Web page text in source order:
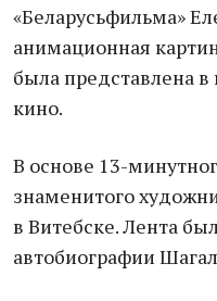
«Беларусьфильма»
анимационная
была представлена в
кино.
В основе 13-
знаменитого
в Витебске. Лента
автобиографии